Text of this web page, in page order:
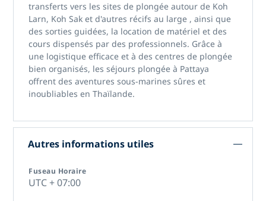
transferts vers les sites de plongée autourde Koh
Larn, Koh Sak et d'autres récifs au large , ainsi que
des sorties guidées, la location de matériel et des
cours dispensés par des professionnels. Grâce à
une logistique efficace et à des centres de plongée
bien organisés, les séjours plongée à Pattaya
offrent des aventures sous-marines sûres et
inoubliables en Thaïlande.
Autres informations utiles
Fuseau Horaire
UTC + 07:00